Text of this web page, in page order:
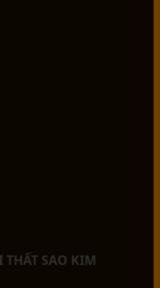
THẤT SAO KIM